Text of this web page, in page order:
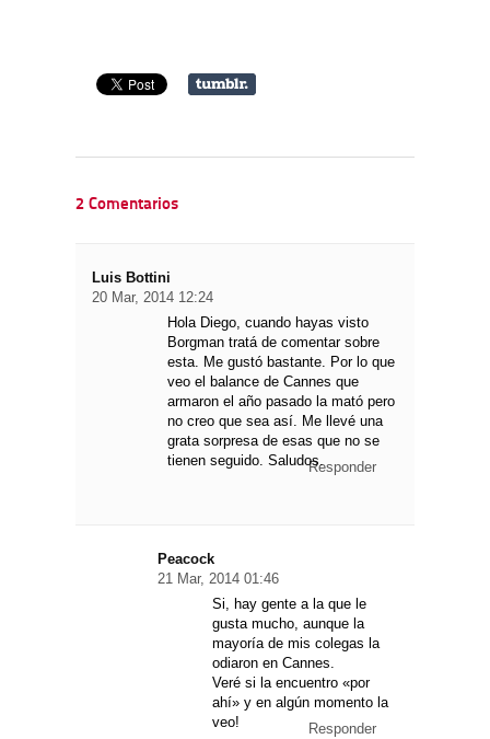
2 Comentarios
Luis Bottini
20 Mar, 2014 12:24
Hola Diego, cuando hayas visto
Borgman tratá de comentar sobre
esta. Me gustó bastante. Por lo que
veo el balance de Cannes que
armaron el año pasado la mató pero
no creo que sea así. Me llevé una
grata sorpresa de esas que no se
tienen seguido. Saludos.Responder
Peacock
21 Mar, 2014 01:46
Si, hay gente a la que le
gusta mucho, aunque la
mayoría de mis colegas la
odiaron en Cannes.
Veré si la encuentro «por
ahí» y en algún momento la
veo!
Responder